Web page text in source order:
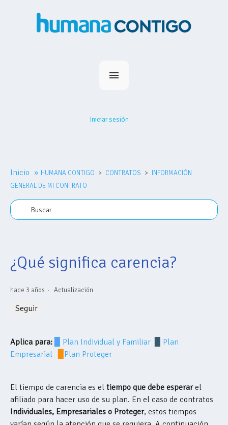
Nosotros
Comprar plan
Iniciar sesión
Inicio » HUMANA CONTIGO CONTRATOS
INFORMACIÓN
GENERAL DE MI CONTRATO
¿Qué significa carencia?
hace 3 años Actualización
Seguir
Aplica para: Plan Individual y Familiar
Plan
Empresarial
Plan Proteger
El tiempo de carencia es el tiempo que debe esperarel
afiliado para hacer uso de su plan. En el caso de contratos
Individuales, Empresariales o Proteger, estos tiempos